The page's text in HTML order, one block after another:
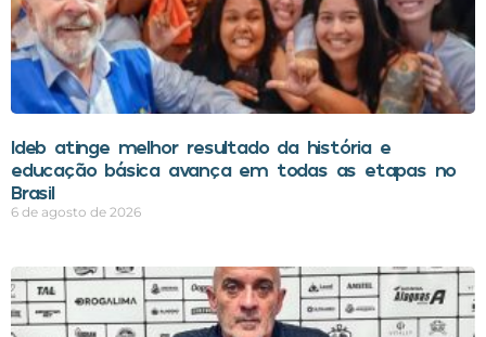
Ideb atinge melhor resultado da história e
educação básica avança em todas as etapas no
Brasil
6 de agosto de 2026